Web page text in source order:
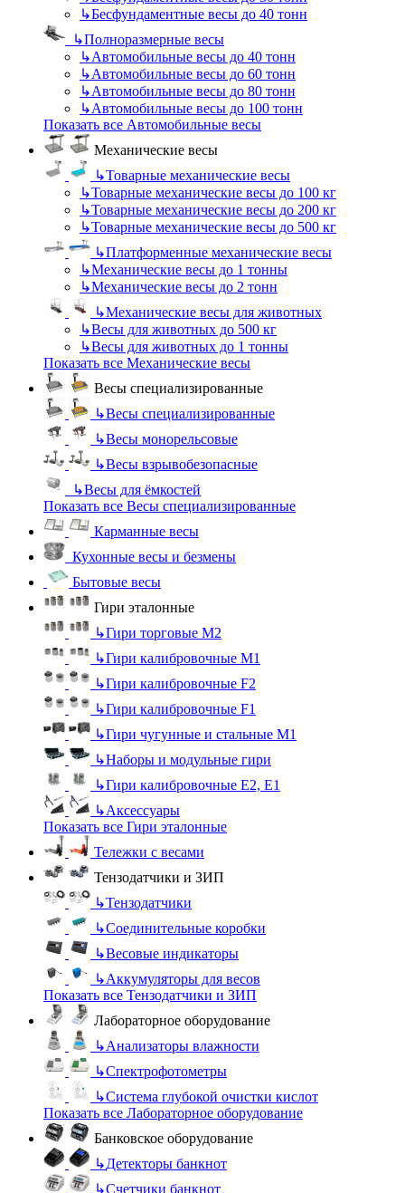
↳Бесфундаментные весы до 40 тонн
↳Полноразмерные весы
↳Автомобильные весы до 40 тонн
↳Автомобильные весы до 60 тонн
↳Автомобильные весы до 80 тонн
↳Автомобильные весы до 100 тонн
Показать все Автомобильные весы
Механические весы
↳Товарные механические весы
↳Товарные механические весы до 100 кг
↳Товарные механические весы до 200 кг
↳Товарные механические весы до 500 кг
↳Платформенные механические весы
↳Механические весы до 1 тонны
↳Механические весы до 2 тонн
↳Механические весы для животных
↳Весы для животных до 500 кг
↳Весы для животных до 1 тонны
Показать все Механические весы
Весы специализированные
↳Весы специализированные
↳Весы монорельсовые
↳Весы взрывобезопасные
↳Весы для ёмкостей
Показать все Весы специализированные
Карманные весы
Кухонные весы и безмены
Бытовые весы
Гири эталонные
↳Гири торговые М2
↳Гири калибровочные М1
↳Гири калибровочные F2
↳Гири калибровочные F1
↳Гири чугунные и стальные М1
↳Наборы и модульные гири
↳Гири калибровочные E2, Е1
↳Аксессуары
Показать все Гири эталонные
Тележки с весами
Тензодатчики и ЗИП
↳Тензодатчики
↳Соединительные коробки
↳Весовые индикаторы
↳Аккумуляторы для весов
Показать все Тензодатчики и ЗИП
Лабораторное оборудование
↳Анализаторы влажности
↳Спектрофотометры
↳Система глубокой очистки кислот
Показать все Лабораторное оборудование
Банковское оборудование
↳Детекторы банкнот
↳Счетчики банкнот